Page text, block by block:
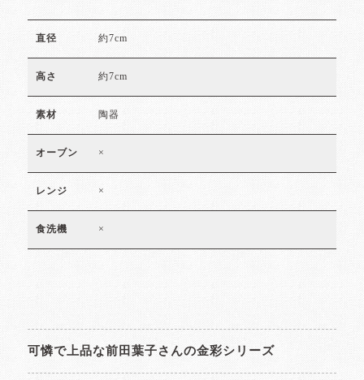
直径 約7cm
高さ 約7cm
素材 陶器
オーブン ×
レンジ ×
食洗機 ×
可憐で上品な前田葉子さんの金彩シリーズ